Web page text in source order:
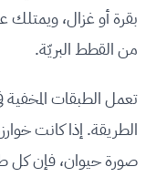
بقرة أو غزال،
من القطط البريّة.
تعمل الطبقات
الطريقة. إذا كانت
صورة حيوان، فإن كل